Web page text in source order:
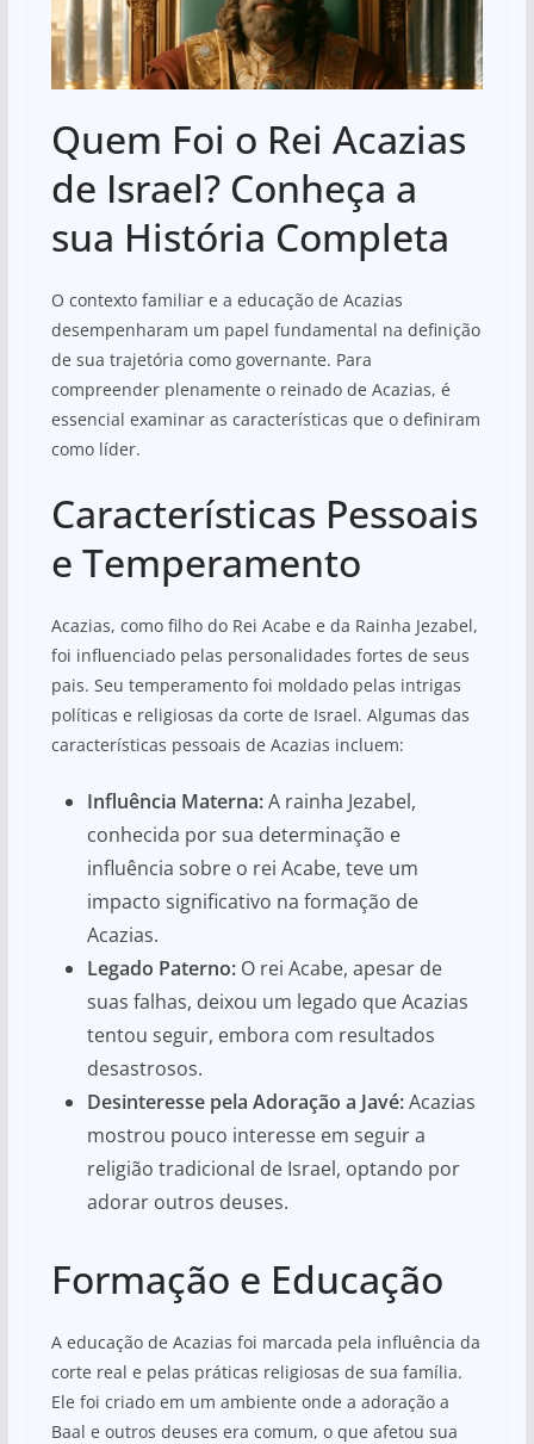
Quem Foi o Rei Acazias
de Israel? Conheça a
sua História Completa
O contexto familiar e a educação de Acazias
desempenharam um papel fundamental na definição
de sua trajetória como governante. Para
compreender plenamente o reinado de Acazias, é
essencial examinar as características que o definiram
como líder.
Características Pessoais
e Temperamento
Acazias, como filho do Rei Acabe e da Rainha Jezabel,
foi influenciado pelas personalidades fortes de seus
pais. Seu temperamento foi moldado pelas intrigas
políticas e religiosas da corte de Israel. Algumas das
características pessoais de Acazias incluem:
Influência Materna:A rainha Jezabel,
conhecida por sua determinação e
influência sobre o rei Acabe, teve um
impacto significativo na formação de
Acazias.
Legado Paterno:O rei Acabe, apesar de
suas falhas, deixou um legado que Acazias
tentou seguir, embora com resultados
desastrosos.
Desinteresse pela Adoração a Javé:Acazias
mostrou pouco interesse em seguir a
religião tradicional de Israel, optando por
adorar outros deuses.
Formação e Educação
A educação de Acazias foi marcada pela influência da
corte real e pelas práticas religiosas de sua família.
Ele foi criado em um ambiente onde a adoração a
Baal e outros deuses era comum, o que afetou sua